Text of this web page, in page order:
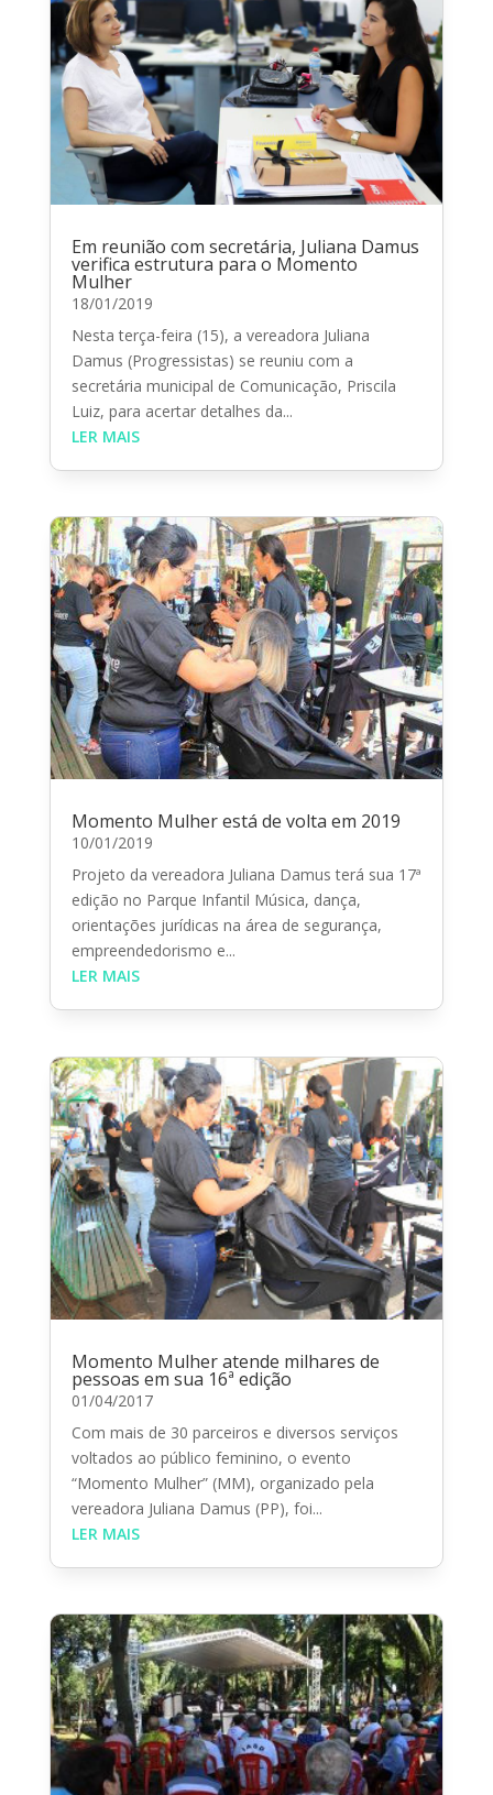
Em reunião com secretária, Juliana Damus
verifica estrutura para o Momento
Mulher
18/01/2019
Nesta terça-feira (15), a vereadora Juliana
Damus (Progressistas) se reuniu com a
secretária municipal de Comunicação, Priscila
Luiz, para acertar detalhes da...
LER MAIS
Momento Mulher está de volta em 2019
10/01/2019
Projeto da vereadora Juliana Damus terá sua 17ª
edição no Parque Infantil Música, dança,
orientações jurídicas na área de segurança,
empreendedorismo e...
LER MAIS
Momento Mulher atende milhares de
pessoas em sua 16ª edição
01/04/2017
Com mais de 30 parceiros e diversos serviços
voltados ao público feminino, o evento
“Momento Mulher” (MM), organizado pela
vereadora Juliana Damus (PP), foi...
LER MAIS